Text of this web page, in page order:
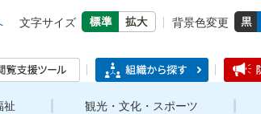
文字サイズ
背景色変更
祉 観光・文化・スポーツ